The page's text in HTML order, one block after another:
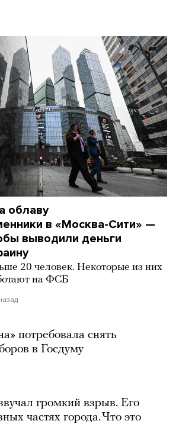
облаву
в «Москва-Сити» —
выводили деньги
20 человек. Некоторые из них
на ФСБ
потребовала снять
в Госдуму
громкий взрыв. Его
частях города. Что это